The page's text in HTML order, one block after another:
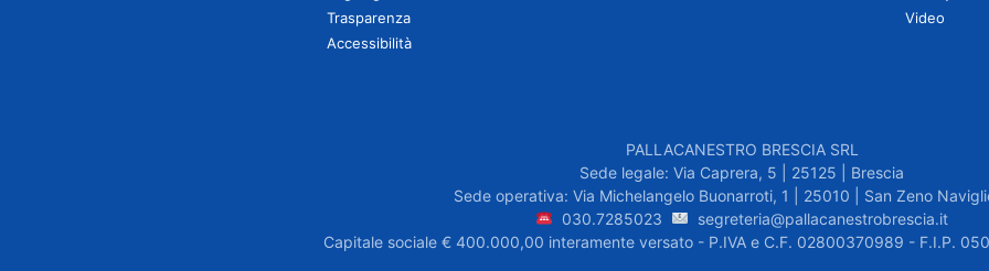
Trasparenza
Accessibilità
Video
PALLACANESTRO BRESCIA SRL
Sede legale: Via Caprera, 5 | 25125 | Brescia
Sede operativa: Via Michelangelo Buonarroti, 1 | 25010 | San Zeno
030.7285023
segreteria@pallacanestrobrescia.it
Capitale sociale € 400.000,00 interamente versato - P.IVA e C.F. 02800370989 - F.I.P.